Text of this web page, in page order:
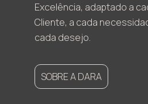
Excelência, adaptado a
Cliente, a cada
cada desejo.
SOBRE A DARA